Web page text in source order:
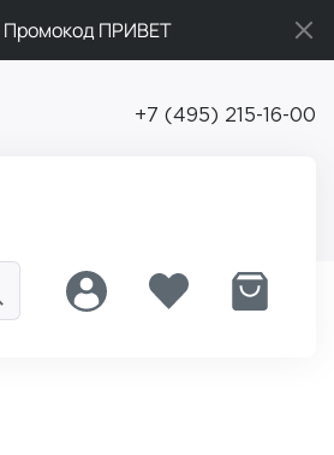
Промокод ПРИВЕТ
+7 (495) 215-16-00